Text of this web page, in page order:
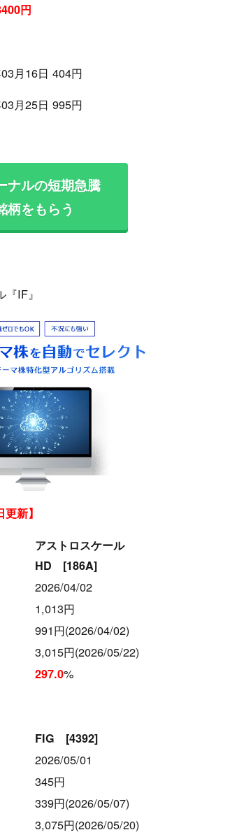
円
月16日 404円
月25日 995円
ナルの短期急騰
柄をもらう
IF』
新】
アストロスケール
HD [186A]
2026/04/02
1,013円
991円(2026/04/02)
3,015円(2026/05/22)
297.0%
FIG [4392]
2026/05/01
345円
339円(2026/05/07)
3,075円(2026/05/20)